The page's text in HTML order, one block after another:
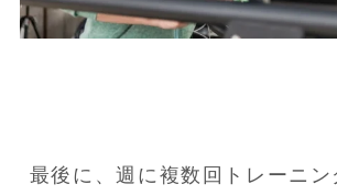
最後に、週に複数回トレーニン